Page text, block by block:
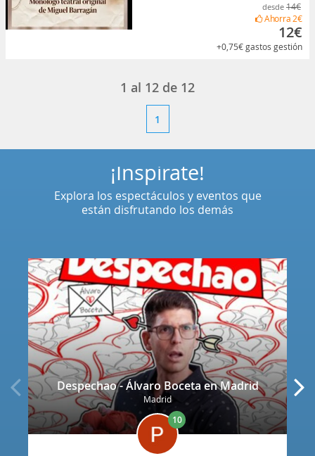
desde 14€
Ahorra 2€
12€
+0,75€gastos gestión
1 al 12 de 12
1
Despechao - Álvaro Boceta en Madrid
Madrid
10
¡Inspírate!
Explora los espectáculos y eventos que
están disfrutando los demás